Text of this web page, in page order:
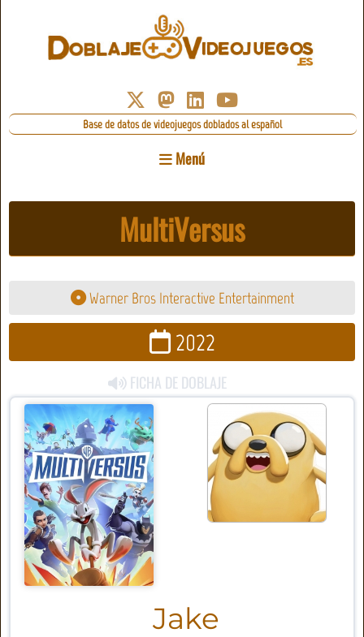
Base de datos de videojuegos doblados al español
Menú
MultiVersus
Warner Bros Interactive Entertainment
2022
FICHA DE DOBLAJE
Jake